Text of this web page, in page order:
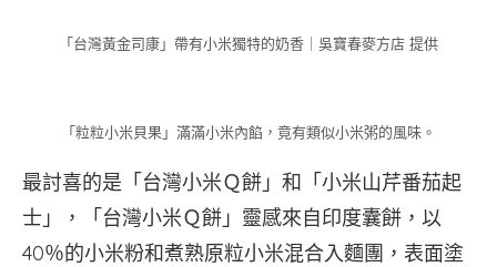
「台灣黃金司康」帶有小米獨特的奶香｜吳寶春麥方店 提供
「粒粒小米貝果」滿滿小米內餡，竟有類似小米粥的風味。
最討喜的是「台灣小米Ｑ餅」和「小米山芹番茄起
士」，「台灣小米Ｑ餅」靈感來自印度囊餅，以
40％的小米粉和煮熟原粒小米混合入麵團，表面塗